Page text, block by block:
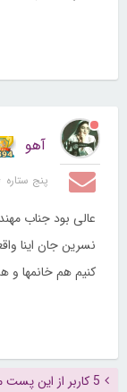
آهو
پنج
عالی بود جناب
نسرین جان اینا
کنیم هم خانمها و
5 کاربر از این پست مفید تشکر کرده اند (نمایش سپاس ها)